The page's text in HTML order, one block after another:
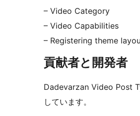
– Video Category
– Video Capabilities
– Registering theme
貢献者と開発者
Dadevarzan Video Post
しています。